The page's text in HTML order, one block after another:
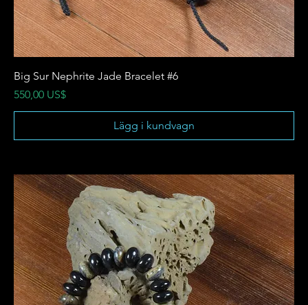
Big Sur Nephrite Jade Bracelet #6
Pris
550,00 US$
Lägg i kundvagn